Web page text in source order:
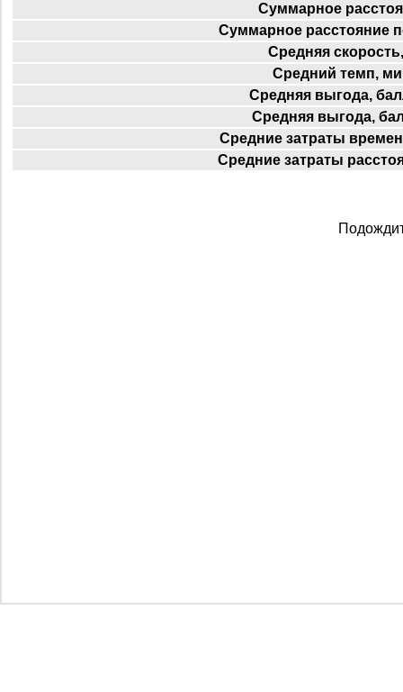
Суммарное
Суммарное расстояние
Средняя
Средний темп,
Средняя выгода,
Средняя выгода,
Средние затраты
Средние затраты